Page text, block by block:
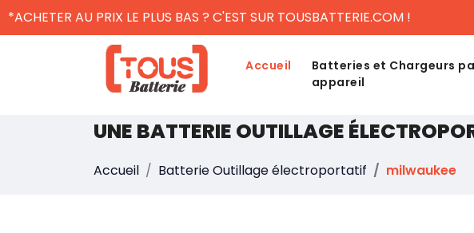
*ACHETER AU PRIX LE PLUS BAS ? C'EST SUR TOUSBATTERIE.COM !
Accueil
Batteries et Chargeurs
appareil
UNE BATTERIE OUTILLAGE
Accueil Batterie Outillage électroportatif milwaukee